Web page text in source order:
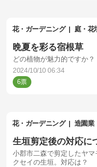
花・ガーデニング 庭・花
晩夏を彩る宿根草
どの植物が魅力的ですか？
2024/10/10 06:34
6
花・ガーデニング 造園業
生垣剪定後の対応に
小郡市二森で剪定したヤ
クセイの生垣。対応は？